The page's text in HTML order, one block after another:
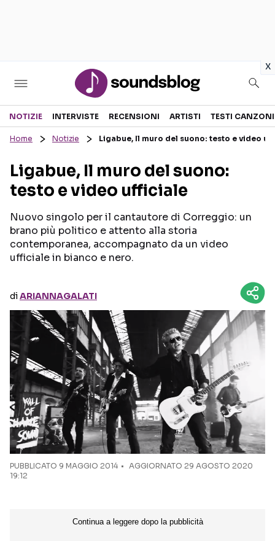
x
Sezioni
RECENSIONI MUSICALI
INTERVISTE
GOSSIP E CURIOSITÀ
TESTI CANZONI
TOUR ED EVENTI
TALENT SHOW
Seguici sui social
NOTIZIE INTERVISTE RECENSIONI ARTISTI TESTI CANZONI
Home Notizie Ligabue, Il muro del suono: testo e video
Ligabue, Il muro del suono:
testo e video ufficiale
Nuovo singolo per il cantautore di Correggio: un
brano più politico e attento alla storia
contemporanea, accompagnato da un video
ufficiale in bianco e nero.
diARIANNAGALATI
PUBBLICATO 9 MAGGIO 2014
AGGIORNATO 29 AGOSTO 2020
19:12